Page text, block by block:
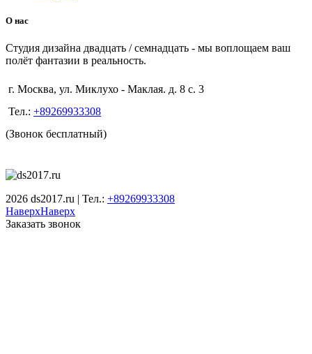
О нас
Студия дизайна двадцать / семнадцать - мы воплощаем ваш
полёт фантазии в реальность.
г. Москва, ул. Миклухо - Маклая. д. 8 с. 3
Тел.: +89269933308
(Звонок бесплатный)
2026 ds2017.ru | Тел.: +89269933308
НаверхНаверх
Заказать звонок